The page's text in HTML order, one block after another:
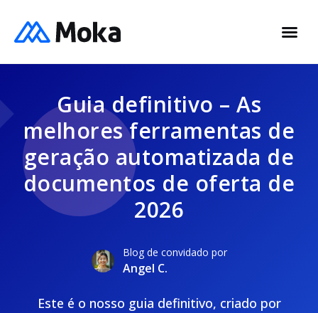
Guia definitivo – As
melhores ferramentas de
geração automatizada de
documentos de oferta de
2026
Blog de convidado por
Angel C.
Este é o nosso guia definitivo, criado por